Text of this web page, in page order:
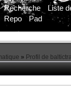
Recherche
Liste
Repo
Pad
» Profil de